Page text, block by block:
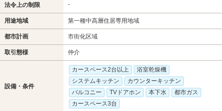
法令上の制限 -
用途地域 第一種中高層住居専用地域
都市計画 市街化区域
取引態様 仲介
設備・条件
カースペース2台以上
浴室乾燥機
システムキッチン
カウンターキッチン
バルコニー
TVドアホン 本下水
都市ガス
カースペース3台